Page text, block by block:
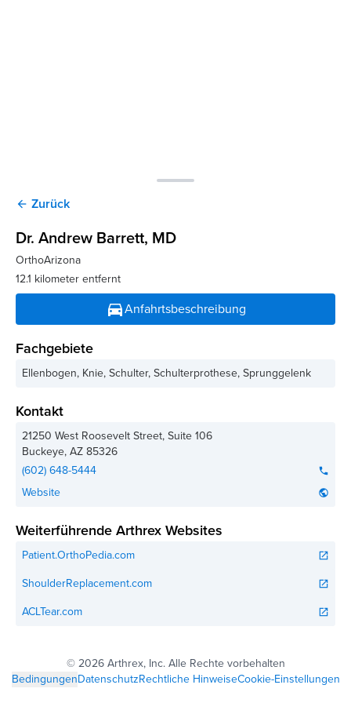
arrow_back Zurück
Dr. Andrew Barrett, MD
OrthoArizona
12.1 kilometer entfernt
directions_carAnfahrtsbeschreibung
Fachgebiete
Ellenbogen, Knie, Schulter, Schulterprothese, Sprunggelenk
Kontakt
21250 West Roosevelt Street, Suite 106
Buckeye,AZ85326
(602) 648-5444
phone
Website public
Weiterführende Arthrex Websites
Patient.OrthoPedia.com open_in_new
ShoulderReplacement.com open_in_new
ACLTear.com open_in_new
© 2026 Arthrex, Inc. Alle Rechte vorbehalten
BedingungenDatenschutzRechtliche HinweiseCookie-Einstellungen